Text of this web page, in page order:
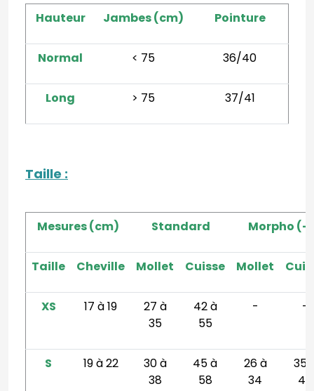
Hauteur Jambes (cm) Pointure
Normal < 75 36/40
Long > 75 37/41
Taille :
Mesures (cm) Standard Morpho (-)
Taille Cheville Mollet Cuisse Mollet
XS 17 à 19
27 à
35
42 à
55
- -
S 19 à 22
30 à
38
45 à
58
26 à
34
35
45